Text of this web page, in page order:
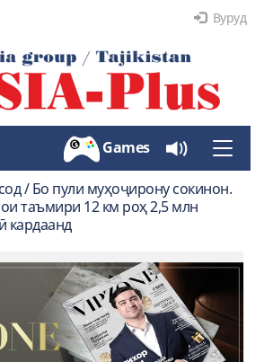
Вуруд
Toggle
Games
/ Бо пули муҳоҷирону сокинон.
таъмири 12 км роҳ 2,5 млн
кардаанд